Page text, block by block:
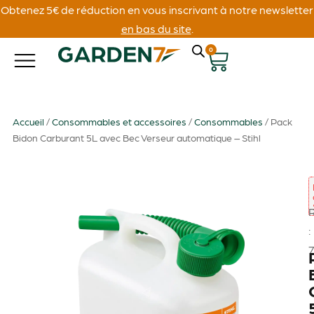
Obtenez 5€ de réduction en vous inscrivant à notre newsletter
en bas du site.
0
Accueil /Consommables et accessoires /Consommables / Pack
Bidon Carburant 5L avec Bec Verseur automatique – Stihl
: